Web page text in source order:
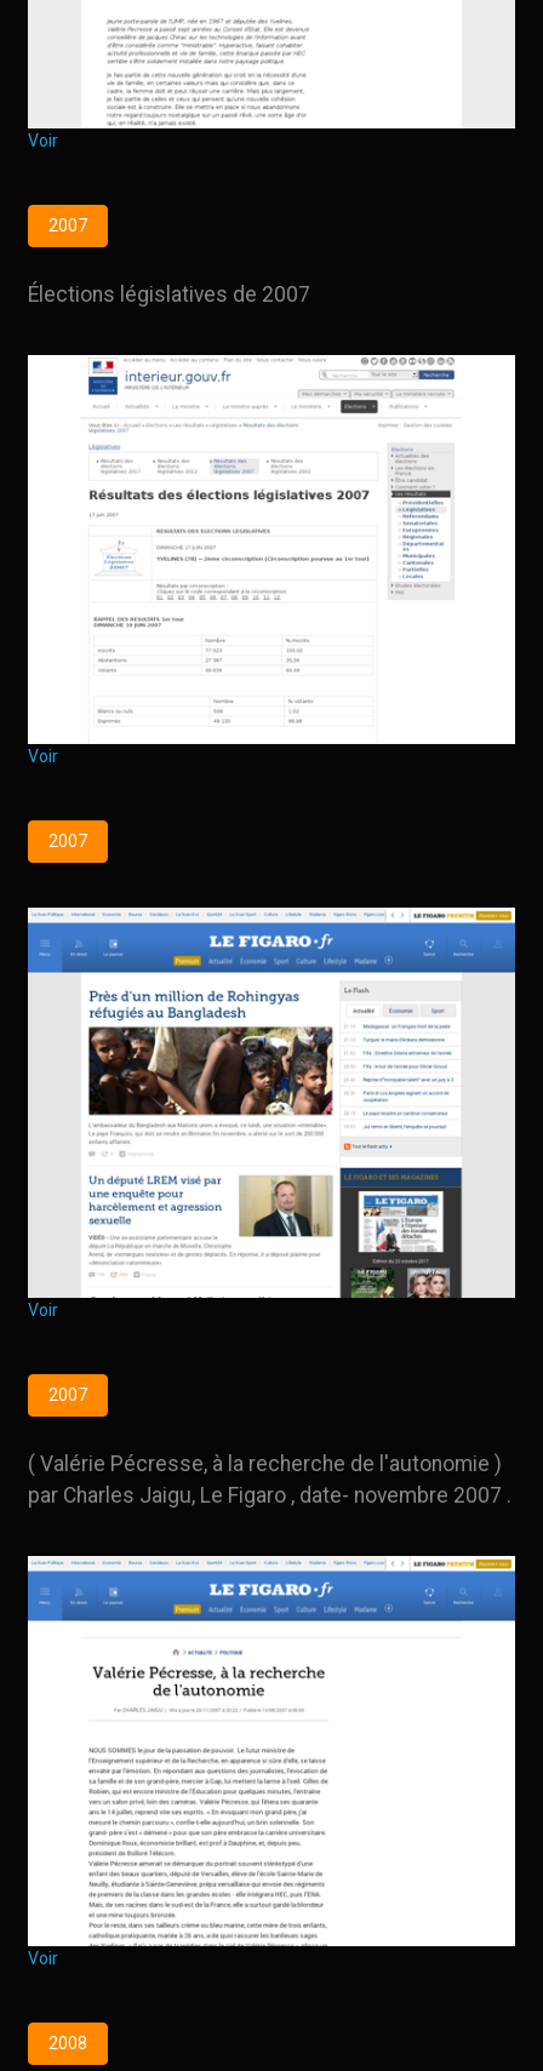
Voir
2007
Élections législatives de 2007
Voir
2007
Voir
2007
( Valérie Pécresse, à la recherche de l'autonomie )
par Charles Jaigu, Le Figaro , date- novembre 2007 .
Voir
2008